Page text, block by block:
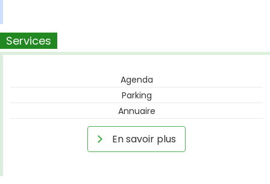
Services
Agenda
Parking
Annuaire
En savoir plus